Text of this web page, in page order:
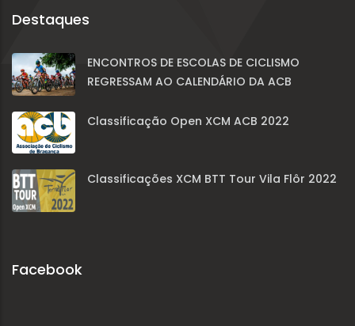
Destaques
ENCONTROS DE ESCOLAS DE CICLISMO
REGRESSAM AO CALENDÁRIO DA ACB
Classificação Open XCM ACB 2022
Classificações XCM BTT Tour Vila Flôr 2022
Facebook